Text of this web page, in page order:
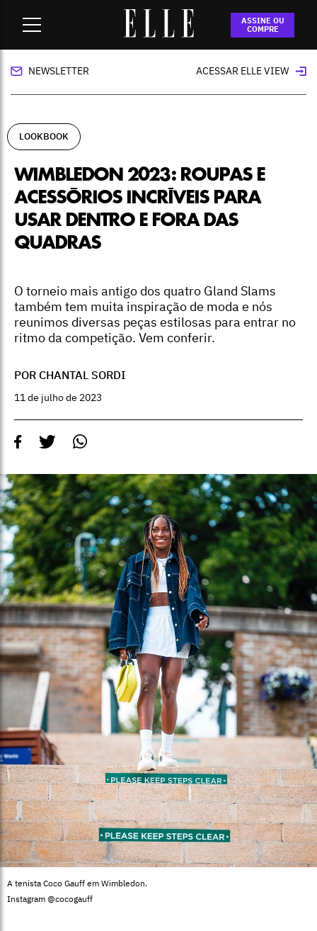
ASSINE OU
COMPRE
Wimbledon 2023: roupas e acessórios
incríveis para usar dentro e fora das quadras
NEWSLETTER ACESSAR ELLE VIEW
LOOKBOOK
WIMBLEDON 2023: ROUPAS E
ACESSÓRIOS INCRÍVEIS PARA
USAR DENTRO E FORA DAS
QUADRAS
O torneio mais antigo dos quatro Gland Slams
também tem muita inspiração de moda e nós
reunimos diversas peças estilosas para entrar no
ritmo da competição. Vem conferir.
POR CHANTAL SORDI
11 de julho de 2023
A tenista Coco Gauff em Wimbledon.
Instagram @cocogauff